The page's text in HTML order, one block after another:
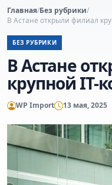
Главная/Без рубрики/
В Астане открыли филиал
БЕЗ РУБРИКИ
В Астане
крупной IT-
WP Import 13 мая, 2025